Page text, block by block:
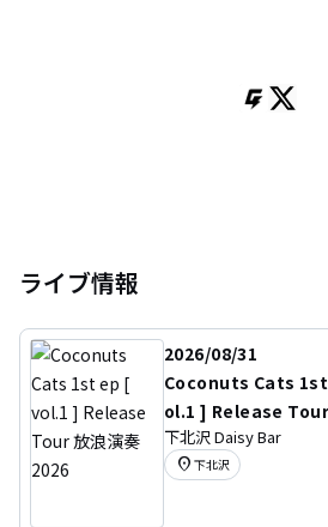
ップ感を有している他、編曲も他メンバーの
ライブ情報
2026/08/31
Coconuts Cats
ol.1 ] Release
演奏2026
下北沢 Daisy Bar
location_on 下北沢